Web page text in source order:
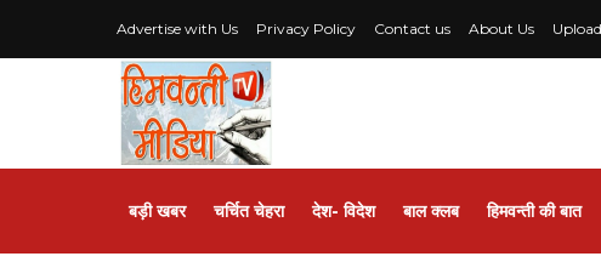
Advertise with Us Privacy Policy Contact us About Us
बड़ी खबर चर्चित चेहरा देश- विदेश बाल क्लब हिमवन्ती की बात